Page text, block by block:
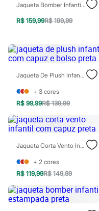
Masculino
Em alta
Dia dos Pais
Novidades
Roupas
Bermudas
Camisas
Calças
Camisetas e Regatas
Casacos e Jaquetas
Jeans
Polos
Acessórios
Bolsas e Mochilas
Chapéus e Bonés
Carteiras
Óculos
Calçados
Botas
Jaqueta Bomber Infantil De Moletom Angel Rosa
R$ 159,99R$ 199,99
Jaqueta De Plush Infantil Com Capuz E Bolso Preta
+ 3 cores
R$ 99,99R$ 139,99
Jaqueta Corta Vento Infantil Com Capuz Preta
+ 2 cores
R$ 119,99R$ 149,99